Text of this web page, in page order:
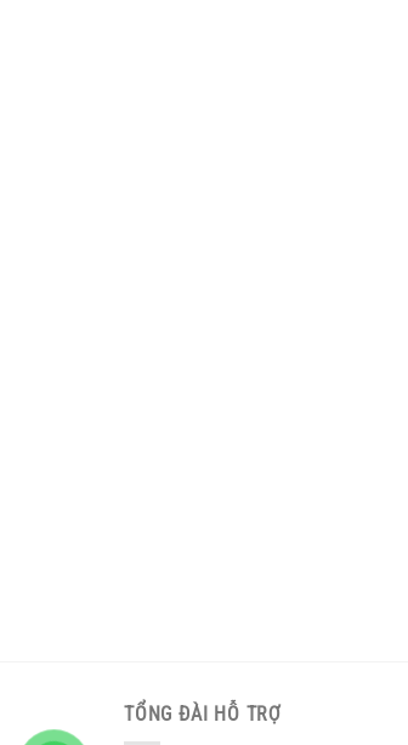
TỔNG ĐÀI HỖ TRỢ